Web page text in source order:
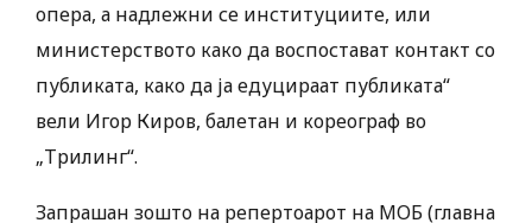
опера, а надлежни се институциите, или
министерството како да воспостават контакт со
публиката, како да ја едуцираат публиката“
вели Игор Киров, балетан и кореограф во
„Трилинг“.
Запрашан зошто на репертоарот на МОБ (главна